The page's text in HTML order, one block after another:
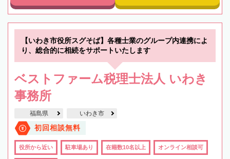
【いわき市役所スグそば】各種士業のグループ内連携によ
り、総合的に相続をサポートいたします
ベストファーム税理士法人 いわき
事務所
福島県 いわき市
初回相談無料
役所から近い 駐車場あり 在籍数10名以上 オンライン相談可